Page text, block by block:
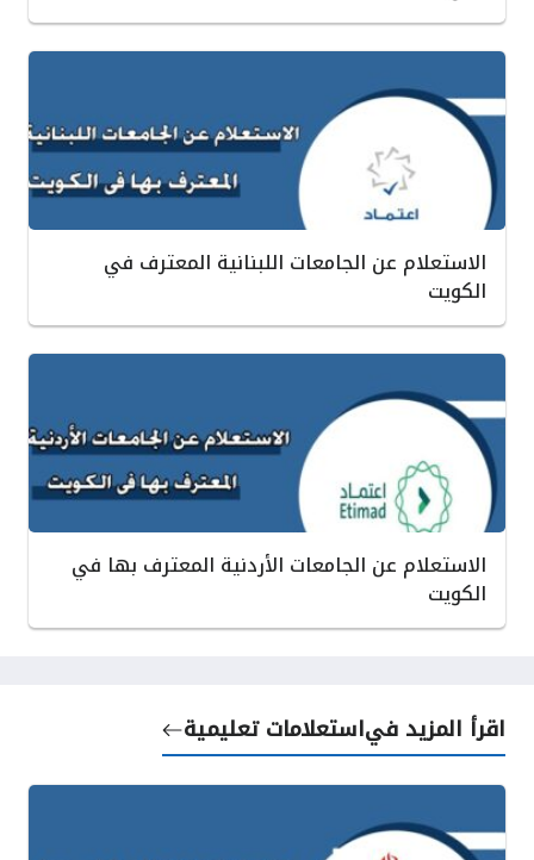
الاستعلام عن الجامعات اللبنانية المعترف في
الكويت
الاستعلام عن الجامعات الأردنية المعترف بها في
الكويت
اقرأ المزيد فياستعلامات تعليمية